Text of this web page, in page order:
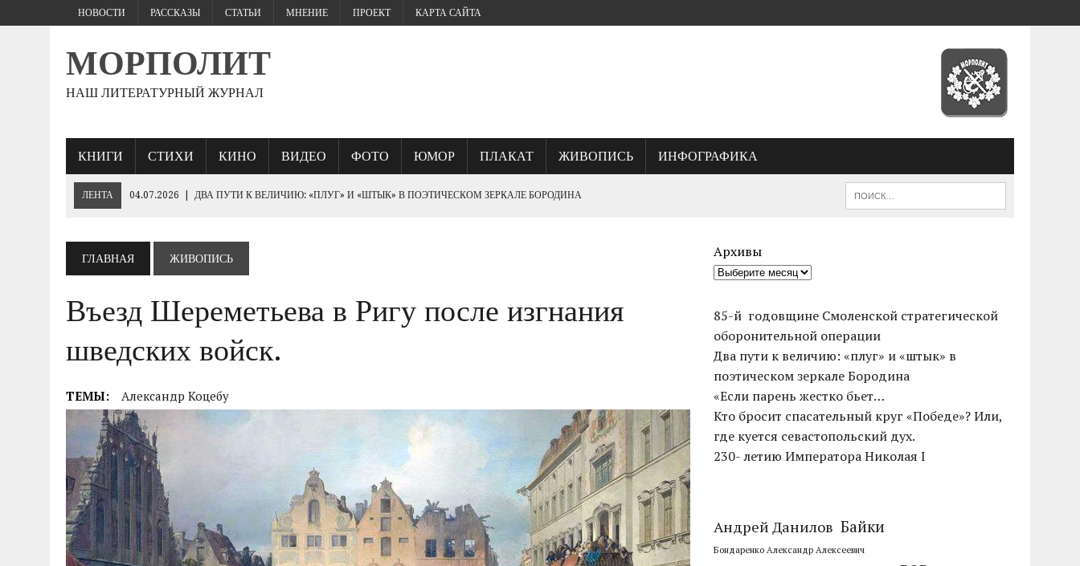
НОВОСТИ РАССКАЗЫ СТАТЬИ МНЕНИЕ ПРОЕКТ КАРТА САЙТА
МОРПОЛИТ
НАШ ЛИТЕРАТУРНЫЙ ЖУРНАЛ
КНИГИ СТИХИ КИНО ВИДЕО ФОТО ЮМОР ПЛАКАТ ЖИВОПИСЬ ИНФОГРАФИКА
ЛЕНТА 04.07.2026 ДВА ПУТИ К ВЕЛИЧИЮ: «ПЛУГ» И «ШТЫК» В ПОЭТИЧЕСКОМ ЗЕРКАЛЕ БОРОДИНА
19.06.2026 | 230- ЛЕТИЮ ИМПЕРАТОРА НИКОЛАЯ I
10.06.2026 ЕВРОПЕЙСКИЕ ВАРВАРЫ РУКАМИ ЗЕЛЕНСКОГО УНИЧТОЖИЛИ ВЕЛИКИЙ ШЕДЕВР ФРАНЦА РУБО ПАНОРАМУ
«ОБОРОНА СЕВАСТОПОЛЯ 1854–1855 ГГ.».
03.06.2026 ГЕНЕРАЛ ШТУРМ: ПОЛКОВОДЧЕСКОЕ ИСКУССТВО ВАСИЛИЯ ЧУЙКОВА ПРИ ВЗЯТИИ БЕРЛИНА
ГЛАВНАЯ ЖИВОПИСЬ
Въезд Шереметьева в Ригу после изгнания
шведских войск.
ТЕМЫ: Александр Коцебу
Архивы
85-й годовщине Смоленской стратегической
оборонительной операции
Два пути к величию: «плуг» и «штык» в
поэтическом зеркале Бородина
«Если парень жестко бьет…
Кто бросит спасательный круг «Победе»? Или,
где куется севастопольский дух.
230- летию Императора Николая I
Андрей Данилов Байки
Бондаренко Александр Алексеевич